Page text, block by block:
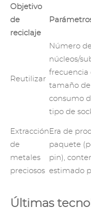
Objetivo
de
reciclaje
Reutilizar
Número
núcleos/
frecuencia
tamaño de
consumo
tipo de
Extracción
de
metales
preciosos
Era de
paquete
pin),
estimado
Últimas